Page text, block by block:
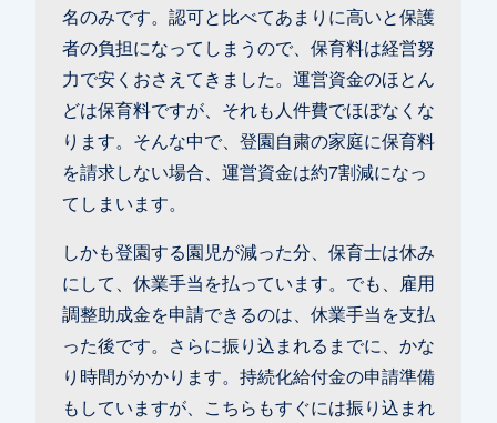
名のみです。認可と比べてあまりに高いと保護
者の負担になってしまうので、保育料は経営努
力で安くおさえてきました。運営資金のほとん
どは保育料ですが、それも人件費でほぼなくな
ります。そんな中で、登園自粛の家庭に保育料
を請求しない場合、運営資金は約7割減になっ
てしまいます。
しかも登園する園児が減った分、保育士は休み
にして、休業手当を払っています。でも、雇用
調整助成金を申請できるのは、休業手当を支払
った後です。さらに振り込まれるまでに、かな
り時間がかかります。持続化給付金の申請準備
もしていますが、こちらもすぐには振り込まれ